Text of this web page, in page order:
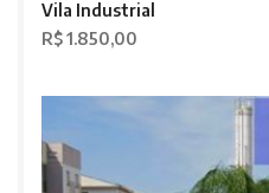
Vila Industrial
R$ 1.850,00